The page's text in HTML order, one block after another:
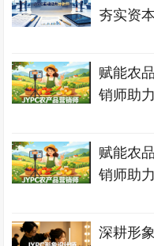
夯实资
赋能农
销师助
赋能农
销师助
深耕形